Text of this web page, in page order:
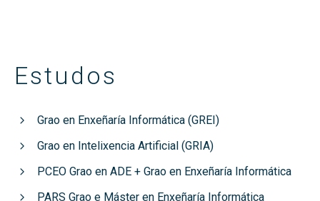
Estudos
Grao en Enxeñaría Informática (GREI)
Grao en Intelixencia Artificial (GRIA)
PCEO Grao en ADE + Grao en Enxeñaría Informática
PARS Grao e Máster en Enxeñaría Informática